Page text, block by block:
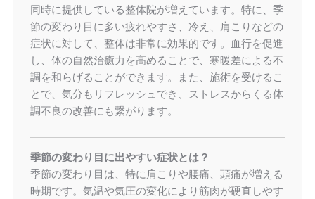
同時に提供している整体院が増えています。特に、季
節の変わり目に多い疲れやすさ、冷え、肩こりなどの
症状に対して、整体は非常に効果的です。血行を促進
し、体の自然治癒力を高めることで、寒暖差による不
調を和らげることができます。また、施術を受けるこ
とで、気分もリフレッシュでき、ストレスからくる体
調不良の改善にも繋がります。
季節の変わり目に出やすい症状とは？
季節の変わり目は、特に肩こりや腰痛、頭痛が増える
時期です。気温や気圧の変化により筋肉が硬直しやす